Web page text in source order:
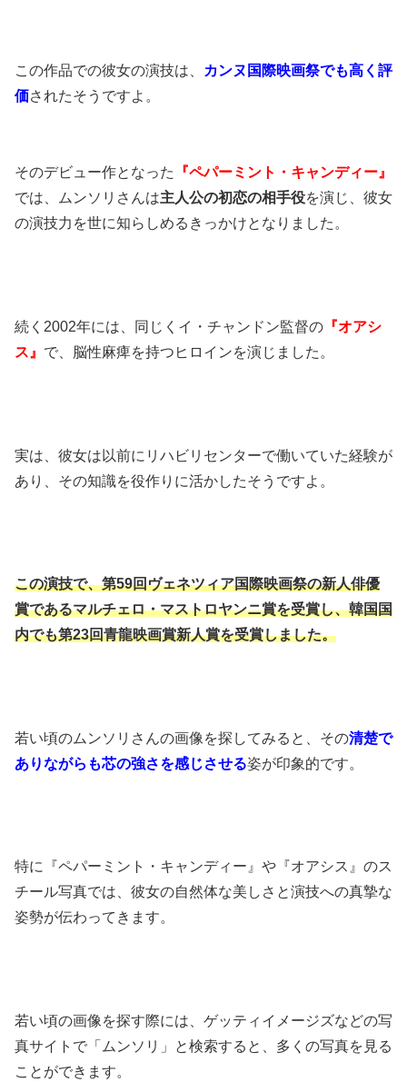
この作品での彼女の演技は、
カンヌ国際映画祭でも高く評
価されたそうですよ。​
そのデビュー作となった
『ペパーミント・キャンディー』
では、ムンソリさんは主人公の初恋の相手役を演じ、彼女
の演技力を世に知らしめるきっかけとなりました。 ​
続く2002年には、同じくイ・チャンドン監督の 『オアシ
ス』 で、脳性麻痺を持つヒロインを演じました。
実は、彼女は以前にリハビリセンターで働いていた経験が
あり、その知識を役作りに活かしたそうですよ。
この演技で、第59回ヴェネツィア国際映画祭の新人俳優
賞であるマルチェロ・マストロヤンニ賞を受賞し、韓国国
内でも第23回青龍映画賞新人賞を受賞しました。
若い頃のムンソリさんの画像を探してみると、その清楚で
ありながらも芯の強さを感じさせる姿が印象的です。
特に『ペパーミント・キャンディー』や『オアシス』のス
チール写真では、彼女の自然体な美しさと演技への真摯な
姿勢が伝わってきます。
若い頃の画像を探す際には、ゲッティイメージズなどの写
真サイトで「ムンソリ」と検索すると、多くの写真を見る
ことができます。